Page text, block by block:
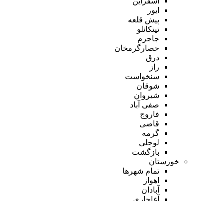
ایور
پیش قلعه
تیتکانلو
جاجرم
حصارگرمخان
درق
راز
سنخواست
شوقان
شیروان
صفی آباد
فاروج
قاضی
گرمه
لوجلی
بازگشت
خوزستان
تمام شهر‌ها
اهواز
آبادان
آغاجاری